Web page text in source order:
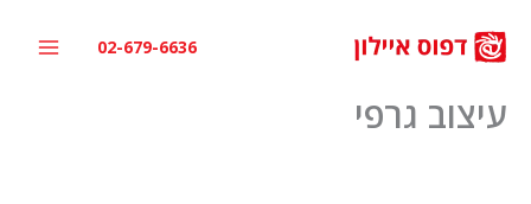
לתוכן
02-679-6636
עיצוב גרפי